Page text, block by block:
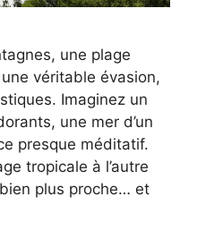
une plage
véritable évasion,
Imaginez un
une mer d’un
presque méditatif.
tropicale à l’autre
plus proche… et